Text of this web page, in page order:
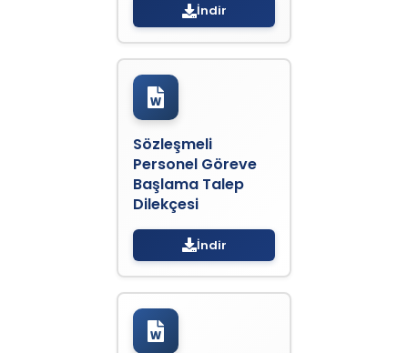
İndir
Sözleşmeli
Personel Göreve
Başlama Talep
Dilekçesi
İndir